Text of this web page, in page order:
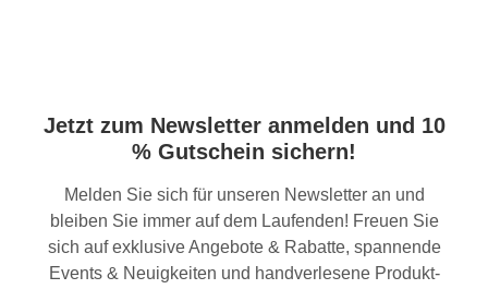
Jetzt zum Newsletter anmelden und 10
% Gutschein sichern!
Melden Sie sich für unseren Newsletter an und
bleiben Sie immer auf dem Laufenden! Freuen Sie
sich auf exklusive Angebote & Rabatte, spannende
Events & Neuigkeiten und handverlesene Produkt-